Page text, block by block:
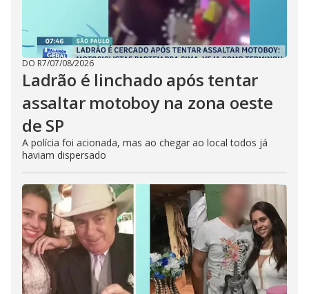
DO R7/07/08/2026
Ladrão é linchado após tentar
assaltar motoboy na zona oeste
de SP
A polícia foi acionada, mas ao chegar ao local todos já
haviam dispersado